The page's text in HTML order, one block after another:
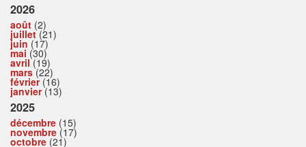
2026
août (2)
juillet(21)
juin (17)
mai (30)
avril(19)
mars(22)
février(16)
janvier(13)
2025
décembre (15)
novembre (17)
octobre (21)